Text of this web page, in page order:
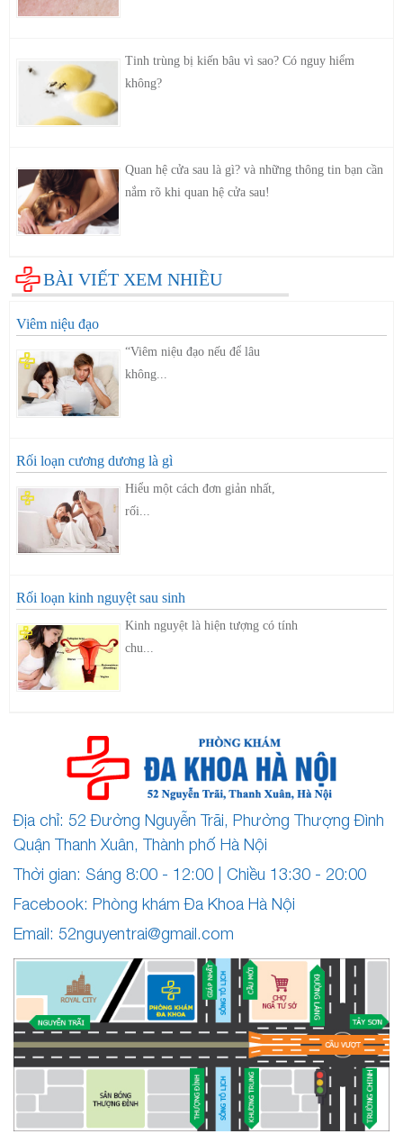
Tinh trùng bị kiến bâu vì sao? Có nguy hiểm
không?
Quan hệ cửa sau là gì? và những thông tin bạn cần
nắm rõ khi quan hệ cửa sau!
BÀI VIẾT XEM NHIỀU
Viêm niệu đạo
“Viêm niệu đạo nếu để lâu
không...
Rối loạn cương dương là gì
Hiểu một cách đơn giản nhất,
rối...
Rối loạn kinh nguyệt sau sinh
Kinh nguyệt là hiện tượng có tính
chu...
Địa chỉ: 52 Đường Nguyễn Trãi, Phường Thượng Đình
Quận Thanh Xuân, Thành phố Hà Nội
Thời gian: Sáng 8:00 - 12:00 | Chiều 13:30 - 20:00
Facebook: Phòng khám Đa Khoa Hà Nội
Email: 52nguyentrai@gmail.com